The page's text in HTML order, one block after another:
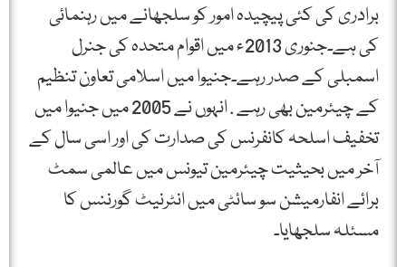
برادری کی کئی پیچیدہ امور کو سلجھانے میں رہنمائی
کی ہے۔جنوری 2013ء میں اقوام متحدہ کی جنرل
اسمبلی کے صدر رہے۔جنیوا میں اسلامی تعاون تنظیم
کے چیئرمین بھی رہے . انہوں نے 2005 میں جنیوا میں
تخفیف اسلحہ کانفرنس کی صدارت کی اور اسی سال کے
آخر میں بحیثیت چیئرمین تیونس میں عالمی سمٹ
برائے انفارمیشن سو سائٹی میں انٹرنیٹ گورننس کا
مسئلہ سلجھایا۔